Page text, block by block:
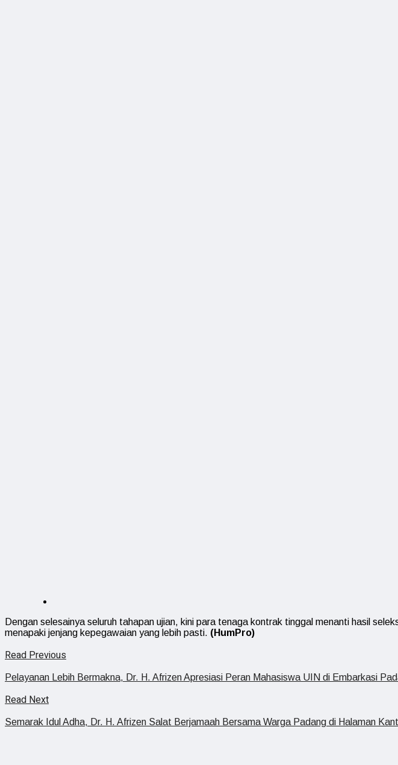
Dengan selesainya seluruh tahapan ujian, kini para tenaga kontrak tinggal menanti hasil
menapaki jenjang kepegawaian yang lebih pasti. (HumPro)
Read Previous
Pelayanan Lebih Bermakna, Dr. H. Afrizen Apresiasi Peran Mahasiswa UIN di Embarkasi
Read Next
Semarak Idul Adha, Dr. H. Afrizen Salat Berjamaah Bersama Warga Padang di Halaman